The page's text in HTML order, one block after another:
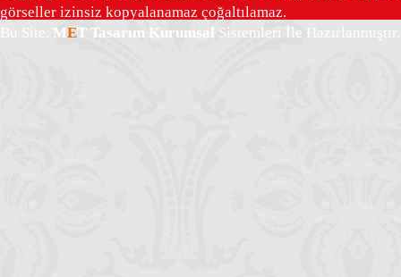
görseller izinsiz kopyalanamaz çoğaltılamaz.
Bu Site, MET Tasarım Kurumsal Sistemleri İle Hazırlanmıştır.